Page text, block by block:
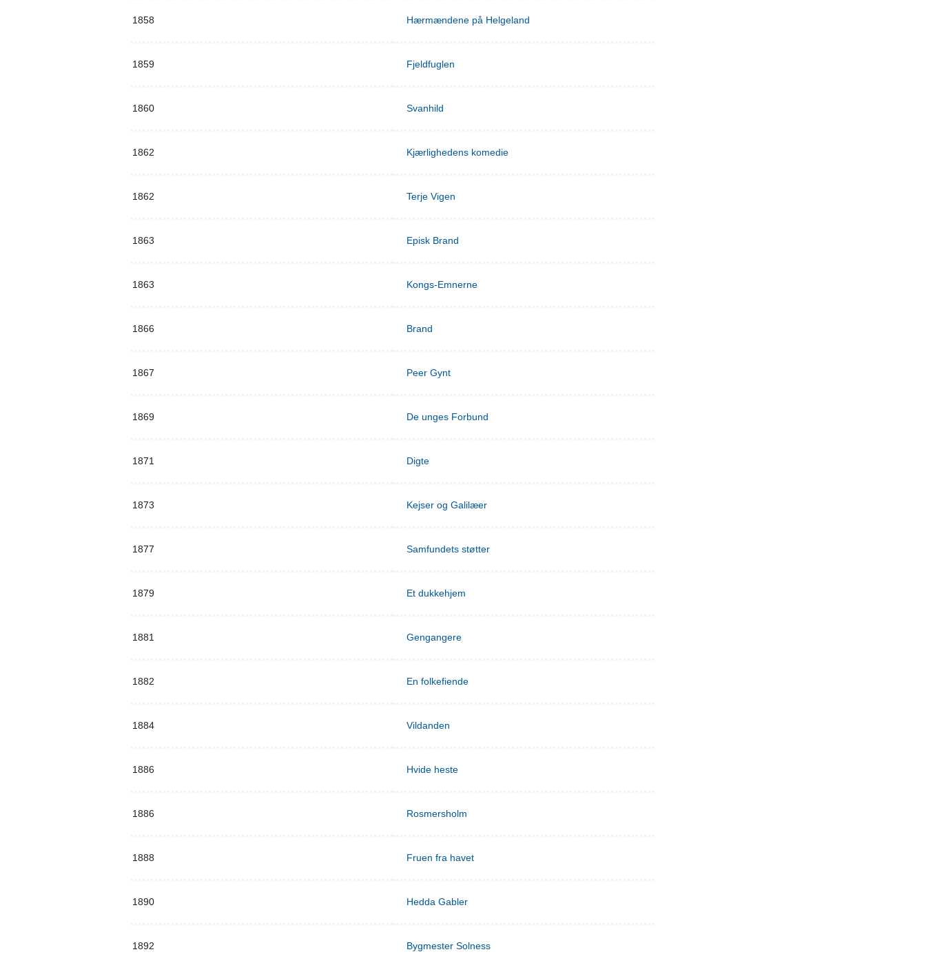
1858 Hærmændene på Helgeland
1859 Fjeldfuglen
1860 Svanhild
1862 Kjærlighedens komedie
1862 Terje Vigen
1863 Episk Brand
1863 Kongs-Emnerne
1866 Brand
1867 Peer Gynt
1869 De unges Forbund
1871 Digte
1873 Kejser og Galilæer
1877 Samfundets støtter
1879 Et dukkehjem
1881 Gengangere
1882 En folkefiende
1884 Vildanden
1886 Hvide heste
1886 Rosmersholm
1888 Fruen fra havet
1890 Hedda Gabler
1892 Bygmester Solness